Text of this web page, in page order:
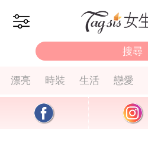
漂亮 時裝 生活 戀愛